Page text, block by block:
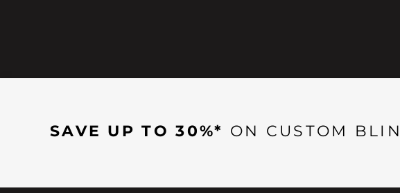
SAVE UP TO 30%* ON CUSTOM